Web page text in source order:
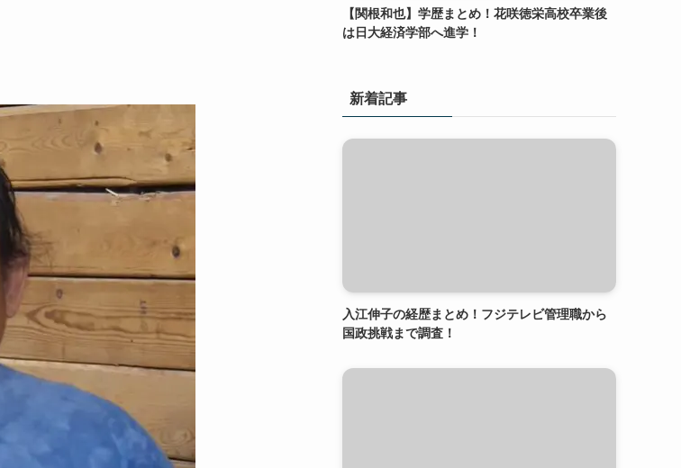
【関根和也】学歴まとめ！花咲徳栄高校卒業後
は日大経済学部へ進学！
新着記事
入江伸子の経歴まとめ！フジテレビ管理職から
国政挑戦まで調査！